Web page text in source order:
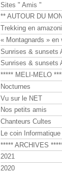
Sites " Amis "
** AUTOUR DU
Trekking en
« Montagnards » en
Sunrises & sunsets
Sunrises & sunsets
***** MELI-MELO
Nocturnes
Vu sur le NET
Nos petits amis
Chanteurs Cultes
Le coin Informatique
***** ARCHIVES
2021
2020